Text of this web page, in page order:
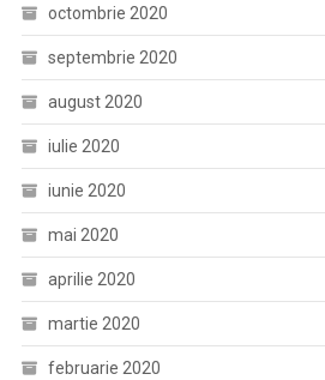
octombrie 2020
septembrie 2020
august 2020
iulie 2020
iunie 2020
mai 2020
aprilie 2020
martie 2020
februarie 2020